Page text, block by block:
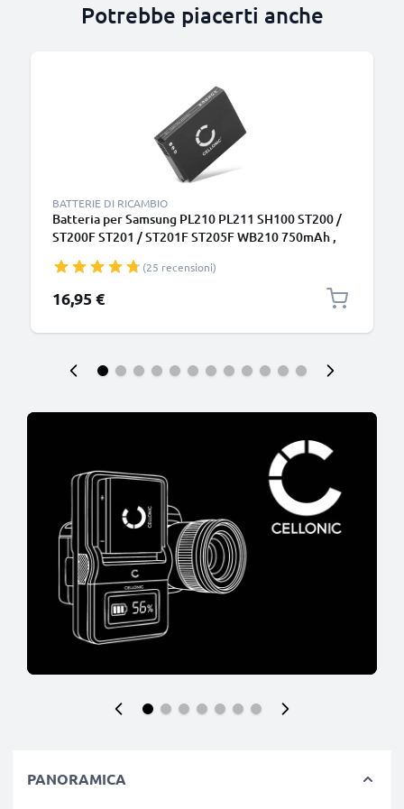
Potrebbe piacerti anche
BATTERIE DI RICAMBIO
Batteria per Samsung PL210 PL211 SH100 ST200 /
ST200F ST201 / ST201F ST205F WB210 750mAh ,
macchine fotografiche e videocamere
(25 recensioni)
16,95 €
PANORAMICA